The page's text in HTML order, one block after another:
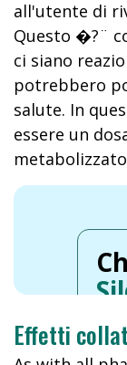
all'utente di
Questo �?¨
ci siano
potrebbero
salute. In
essere un
Effetti